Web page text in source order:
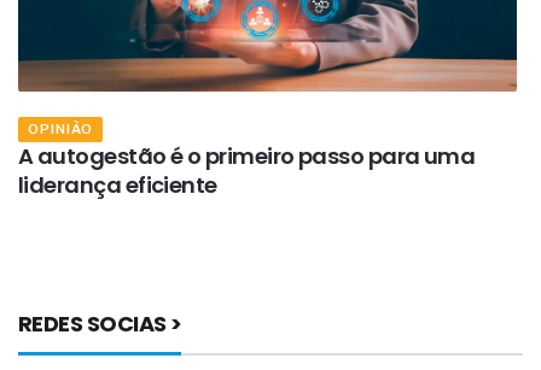
OPINIÃO
A autogestão é o primeiro passo para uma
liderança eficiente
REDES SOCIAS >